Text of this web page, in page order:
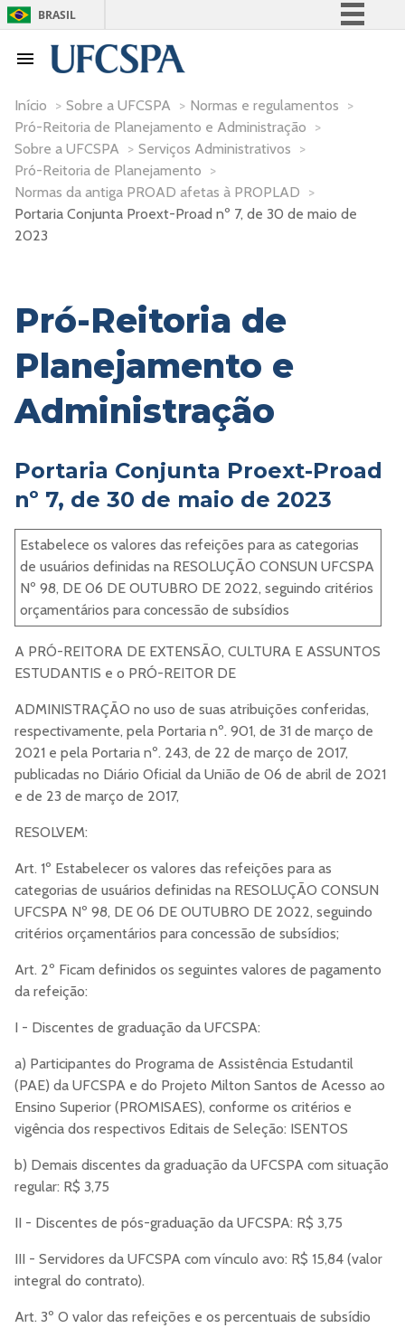
BRASIL
Participe
Acesso à informação
Canais
Início > Sobre a UFCSPA > Normas e regulamentos >
Pró-Reitoria de Planejamento e Administração >
Sobre a UFCSPA > Serviços Administrativos >
Pró-Reitoria de Planejamento >
Normas da antiga PROAD afetas à PROPLAD >
Portaria Conjunta Proext-Proad nº 7, de 30 de maio de
2023
Pró-Reitoria de
Planejamento e
Administração
Portaria Conjunta Proext-Proad
nº 7, de 30 de maio de 2023
Estabelece os valores das refeições para as categorias
de usuários definidas na RESOLUÇÃO CONSUN UFCSPA
Nº 98, DE 06 DE OUTUBRO DE 2022, seguindo critérios
orçamentários para concessão de subsídios
A PRÓ-REITORA DE EXTENSÃO, CULTURA E ASSUNTOS
ESTUDANTIS e o PRÓ-REITOR DE
ADMINISTRAÇÃO no uso de suas atribuições conferidas,
respectivamente, pela Portaria nº. 901, de 31 de março de
2021 e pela Portaria nº. 243, de 22 de março de 2017,
publicadas no Diário Oficial da União de 06 de abril de 2021
e de 23 de março de 2017,
RESOLVEM:
Art. 1º Estabelecer os valores das refeições para as
categorias de usuários definidas na RESOLUÇÃO CONSUN
UFCSPA Nº 98, DE 06 DE OUTUBRO DE 2022, seguindo
critérios orçamentários para concessão de subsídios;
Art. 2º Ficam definidos os seguintes valores de pagamento
da refeição:
I - Discentes de graduação da UFCSPA:
a) Participantes do Programa de Assistência Estudantil
(PAE) da UFCSPA e do Projeto Milton Santos de Acesso ao
Ensino Superior (PROMISAES), conforme os critérios e
vigência dos respectivos Editais de Seleção: ISENTOS
b) Demais discentes da graduação da UFCSPA com situação
regular: R$ 3,75
II - Discentes de pós-graduação da UFCSPA: R$ 3,75
III - Servidores da UFCSPA com vínculo avo: R$ 15,84 (valor
integral do contrato).
Art. 3º O valor das refeições e os percentuais de subsídio